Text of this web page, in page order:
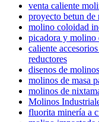
venta caliente
proyecto betun de
molino coloidad
picadora y molino
caliente
reductores
disenos de
molinos de masa
molinos de
Molinos
fluorita minería a